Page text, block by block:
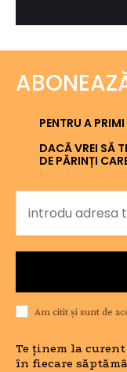
PENTRU A
DACĂ VREI SĂ
DE PĂRINȚI
Am citit și sunt de
Te ținem la
în fiecare